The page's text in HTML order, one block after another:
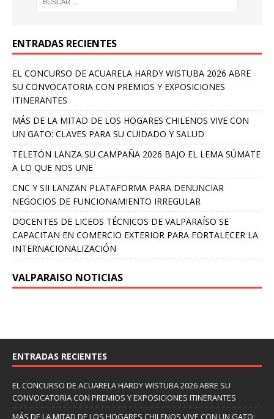
ENTRADAS RECIENTES
EL CONCURSO DE ACUARELA HARDY WISTUBA 2026 ABRE
SU CONVOCATORIA CON PREMIOS Y EXPOSICIONES
ITINERANTES
MÁS DE LA MITAD DE LOS HOGARES CHILENOS VIVE CON
UN GATO: CLAVES PARA SU CUIDADO Y SALUD
TELETÓN LANZA SU CAMPAÑA 2026 BAJO EL LEMA SÚMATE
A LO QUE NOS UNE
CNC Y SII LANZAN PLATAFORMA PARA DENUNCIAR
NEGOCIOS DE FUNCIONAMIENTO IRREGULAR
DOCENTES DE LICEOS TÉCNICOS DE VALPARAÍSO SE
CAPACITAN EN COMERCIO EXTERIOR PARA FORTALECER LA
INTERNACIONALIZACIÓN
VALPARAISO NOTICIAS
ENTRADAS RECIENTES
EL CONCURSO DE ACUARELA HARDY WISTUBA 2026 ABRE SU
CONVOCATORIA CON PREMIOS Y EXPOSICIONES ITINERANTES
MÁS DE LA MITAD DE LOS HOGARES CHILENOS VIVE CON UN GATO: